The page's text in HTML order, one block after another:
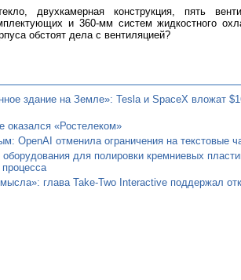
двухкамерная конструкция, пять
и 360-мм систем жидкостного
обстоят дела с вентиляцией?
здание на Земле»: Tesla и SpaceX вложат
оказался «Ростелеком»
OpenAI отменила ограничения на текстовые
оборудования для полировки кремниевых
процесса
глава Take-Two Interactive поддержал